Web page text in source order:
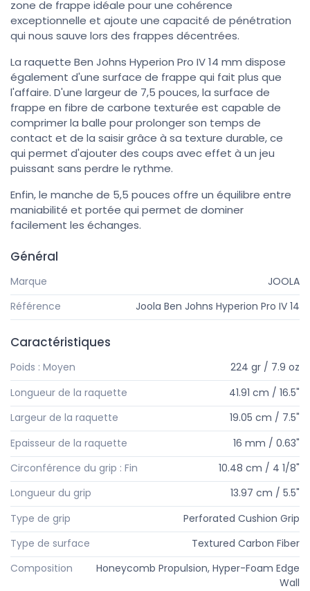
zone de frappe idéale pour une cohérence
exceptionnelle et ajoute une capacité de pénétration
qui nous sauve lors des frappes décentrées.
La raquette Ben Johns Hyperion Pro IV 14 mm dispose
également d'une surface de frappe qui fait plus que
l'affaire. D'une largeur de 7,5 pouces, la surface de
frappe en fibre de carbone texturée est capable de
comprimer la balle pour prolonger son temps de
contact et de la saisir grâce à sa texture durable, ce
qui permet d'ajouter des coups avec effet à un jeu
puissant sans perdre le rythme.
Enfin, le manche de 5,5 pouces offre un équilibre entre
maniabilité et portée qui permet de dominer
facilement les échanges.
Général
Marque
JOOLA
Référence
Joola Ben Johns Hyperion Pro IV 14
Caractéristiques
Poids : Moyen
224 gr / 7.9 oz
Longueur de la raquette
41.91 cm / 16.5"
Largeur de la raquette
19.05 cm / 7.5"
Epaisseur de la raquette
16 mm / 0.63"
Circonférence du grip : Fin
10.48 cm / 4 1/8"
Longueur du grip
13.97 cm / 5.5"
Type de grip
Perforated Cushion Grip
Type de surface
Textured Carbon Fiber
Composition
Honeycomb Propulsion, Hyper-Foam Edge
Wall